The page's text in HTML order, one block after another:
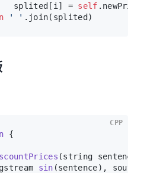
splited[i] =
self
' ' .join(splited)
{
(string sentence,
sin (sentence) , sout
CPP